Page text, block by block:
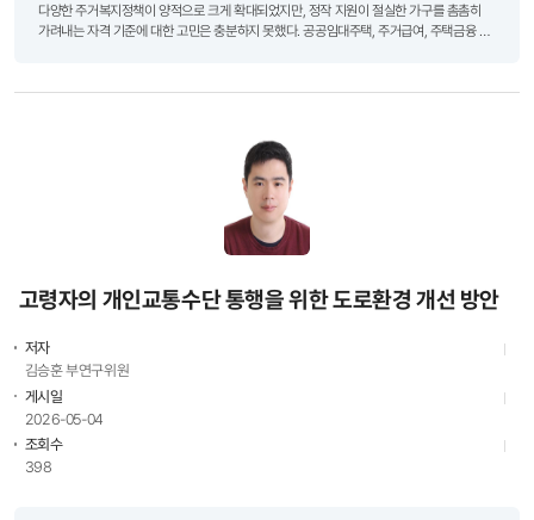
다양한 주거복지정책이 양적으로 크게 확대되었지만, 정작 지원이 절실한 가구를 촘촘히
가려내는 자격 기준에 대한 고민은 충분하지 못했다. 공공임대주택, 주거급여, 주택금융 등
고령자의 개인교통수단 통행을 위한 도로환경 개선 방안
저자
김승훈 부연구위원
게시일
2026-05-04
조회수
398